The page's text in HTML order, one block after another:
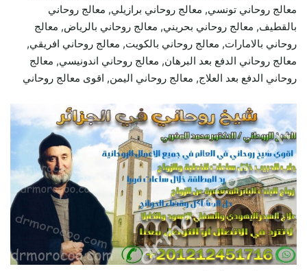
معالج روحاني تونسي, معالج روحاني برازيلي, معالج روحاني
بالقطيف, معالج روحاني بحريني, معالج روحاني بالرياض, معالج
روحاني بالامارات, معالج روحاني بالكويت, معالج روحاني افريقي,
معالج روحاني الدفع بعد البرهان, معالج روحاني اندونيسي, معالج
روحاني الدفع بعد العلاج, معالج روحاني اليمن, اقوى معالج روحاني